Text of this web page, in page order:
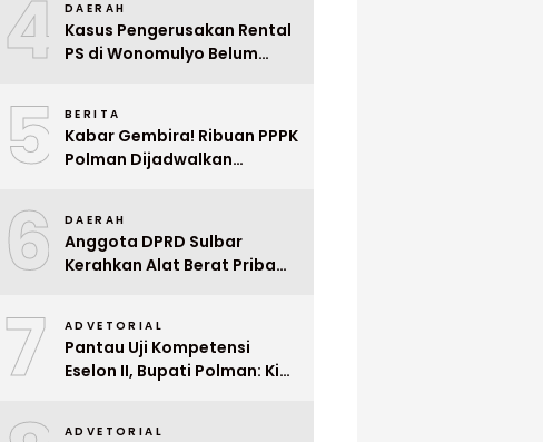
4 DAERAH
Kasus Pengerusakan Rental
PS di Wonomulyo Belum
Pelaku
5 BERITA
Kabar Gembira! Ribuan PPPK
Polman Dijadwalkan
6 DAERAH
Anggota DPRD Sulbar
Kerahkan Alat Berat Pribadi
7 ADVETORIAL
Pantau Uji Kompetensi
Eselon II, Bupati Polman: Kita
ADVETORIAL